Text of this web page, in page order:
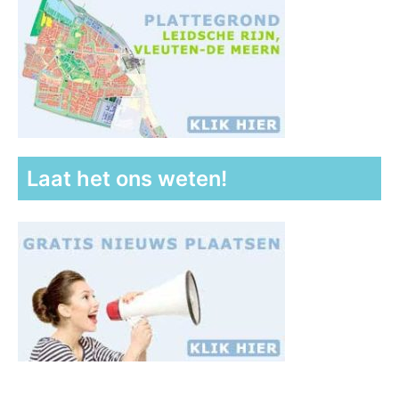
Laat het ons weten!